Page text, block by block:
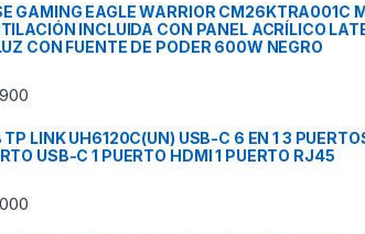
GAMING EAGLE WARRIOR CM26KTRA001C
INCLUIDA CON PANEL ACRÍLICO
CON FUENTE DE PODER 600W NEGRO
TP LINK UH6120C(UN) USB-C 6 EN 1 3
USB-C 1 PUERTO HDMI 1 PUERTO RJ45